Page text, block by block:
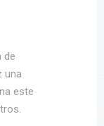
de
una
este